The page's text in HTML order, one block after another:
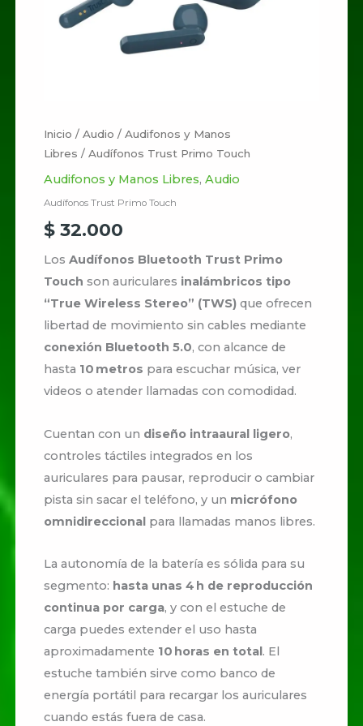
Inicio /Audio /Audifonos y Manos
Libres / Audífonos Trust Primo Touch
Audifonos y Manos Libres,Audio
Audífonos Trust Primo Touch
$ 32.000
LosAudífonos Bluetooth Trust Primo
Touch son auriculares inalámbricos tipo
“True Wireless Stereo” (TWS) que ofrecen
libertad de movimiento sin cables mediante
conexión Bluetooth 5.0, con alcance de
hasta 10 metros para escuchar música, ver
videos o atender llamadas con comodidad.
Cuentan con un diseño intraaural ligero,
controles táctiles integrados en los
auriculares para pausar, reproducir o cambiar
pista sin sacar el teléfono, y un micrófono
omnidireccional para llamadas manos libres.
La autonomía de la batería es sólida para su
segmento: hasta unas 4 h de reproducción
continua por carga, y con el estuche de
carga puedes extender el uso hasta
aproximadamente 10 horas en total. El
estuche también sirve como banco de
energía portátil para recargar los auriculares
cuando estás fuera de casa.